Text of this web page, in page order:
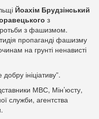
Йоахім Брудзінський
з
з фашизмом.
пропаганді фашизму
на грунті ненависті
ініціативу”.
МВС, Мін’юсту,
служби, агентства